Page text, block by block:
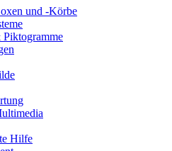
und -Körbe
Hilfe